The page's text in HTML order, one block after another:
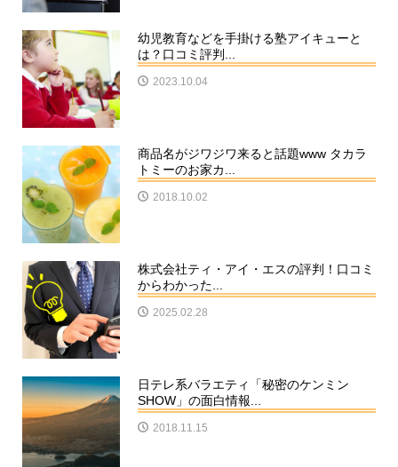
幼児教育などを手掛ける塾アイキューと
は？口コミ評判...
2023.10.04
商品名がジワジワ来ると話題www タカラ
トミーのお家カ...
2018.10.02
株式会社ティ・アイ・エスの評判！口コミ
からわかった...
2025.02.28
日テレ系バラエティ「秘密のケンミン
SHOW」の面白情報...
2018.11.15